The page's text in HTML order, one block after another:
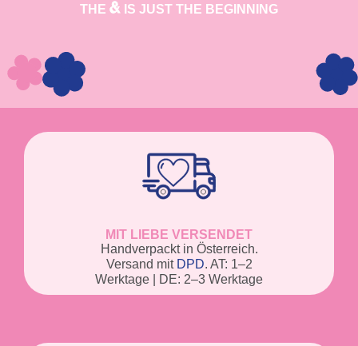
THE IS JUST THE BEGINNING
MIT LIEBE VERSENDET
Handverpackt in Österreich.
Versand mit DPD. AT: 1–2
Werktage | DE: 2–3 Werktage